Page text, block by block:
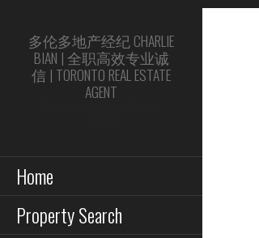
Skip
多伦多地产经纪 CHARLIE
BIAN | 全职高效专业诚
信 | TORONTO REAL ESTATE
AGENT
Home
Property Search